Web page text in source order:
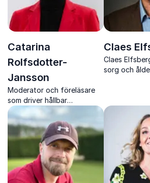
Catarina
Rolfsdotter-
Jansson
Moderator och föreläsare
som driver hållbar
omställning framåt
Claes
Claes
sorg och